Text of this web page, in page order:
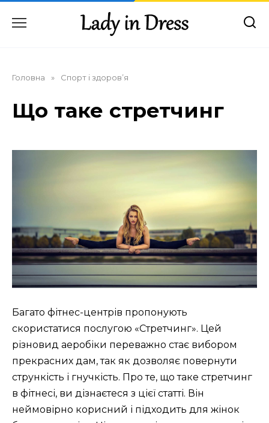
до
Головна » Спорт і здоров’я
Що таке стретчинг
Багато фітнес-центрів пропонують
скористатися послугою «Стретчинг». Цей
різновид аеробіки переважно стає вибором
прекрасних дам, так як дозволяє повернути
стрункість і гнучкість. Про те, що таке стретчинг
в фітнесі, ви дізнаєтеся з цієї статті. Він
неймовірно корисний і підходить для жінок